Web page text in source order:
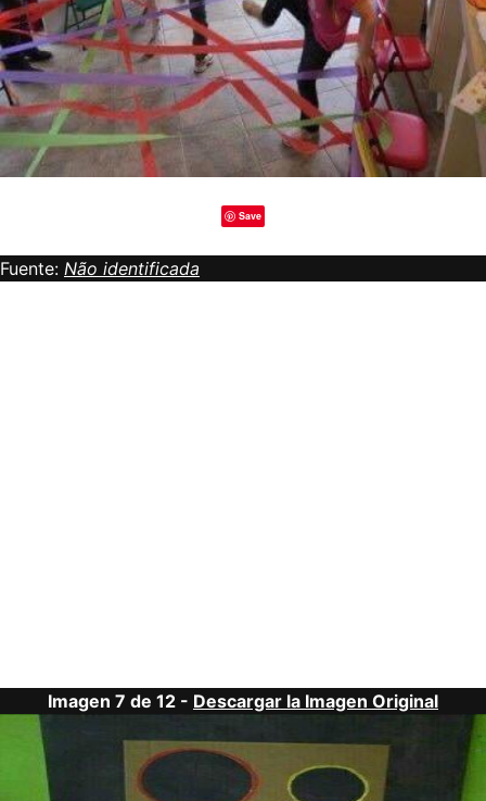
Save
Fuente: Não identificada
Imagen 7 de 12 - Descargar la Imagen Original